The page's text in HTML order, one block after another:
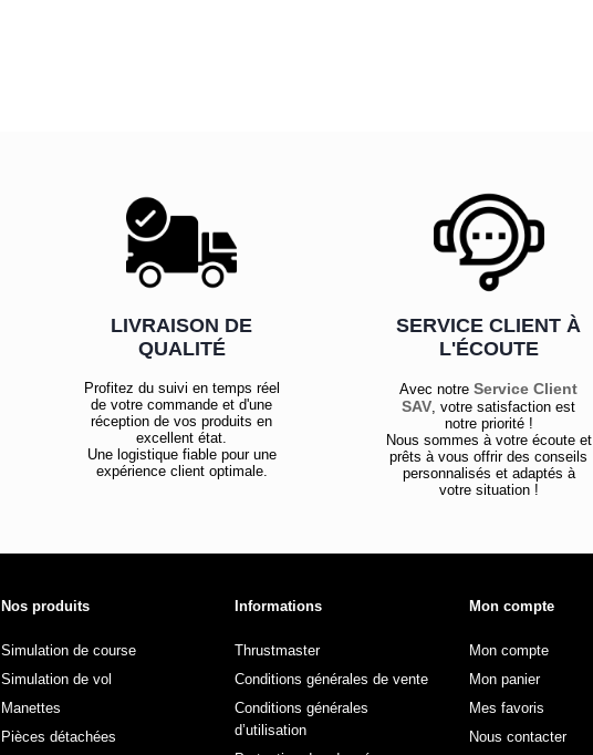
LIVRAISON DE
QUALITÉ
Profitez du suivi en temps réel
de votre commande et d'une
réception de vos produits en
excellent état.
Une logistique fiable pour une
expérience client optimale.
SERVICE CLIENT À
L'ÉCOUTE
Avec notreService Client
SAV , votre satisfaction est
notre priorité !
Nous sommes à votre écoute et
prêts à vous offrir des conseils
personnalisés et adaptés à
votre situation !
Nos produits
Simulation de course
Simulation de vol
Manettes
Pièces détachées
Informations
Thrustmaster
Conditions générales de vente
Conditions générales
d’utilisation
Mon compte
Mon compte
Mon panier
Mes favoris
Nous contacter